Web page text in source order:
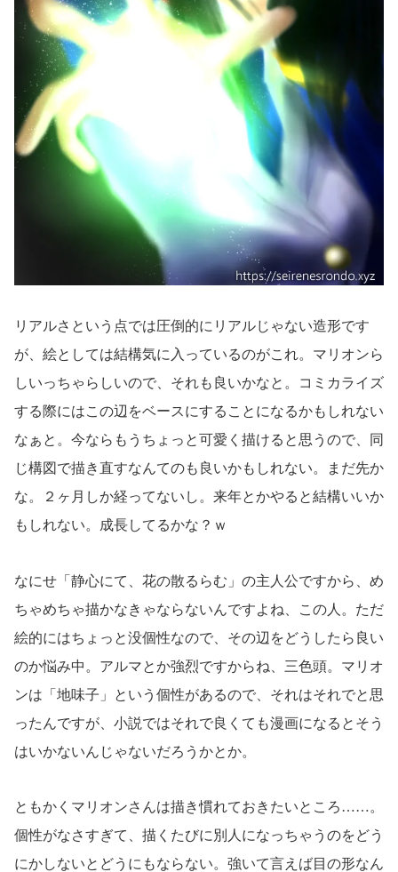
リアルさという点では圧倒的にリアルじゃない造形です
が、絵としては結構気に入っているのがこれ。マリオンら
しいっちゃらしいので、それも良いかなと。コミカライズ
する際にはこの辺をベースにすることになるかもしれない
なぁと。今ならもうちょっと可愛く描けると思うので、同
じ構図で描き直すなんてのも良いかもしれない。まだ先か
な。２ヶ月しか経ってないし。来年とかやると結構いいか
もしれない。成長してるかな？ｗ
なにせ「静心にて、花の散るらむ」の主人公ですから、め
ちゃめちゃ描かなきゃならないんですよね、この人。ただ
絵的にはちょっと没個性なので、その辺をどうしたら良い
のか悩み中。アルマとか強烈ですからね、三色頭。マリオ
ンは「地味子」という個性があるので、それはそれでと思
ったんですが、小説ではそれで良くても漫画になるとそう
はいかないんじゃないだろうかとか。
ともかくマリオンさんは描き慣れておきたいところ……。
個性がなさすぎて、描くたびに別人になっちゃうのをどう
にかしないとどうにもならない。強いて言えば目の形なん